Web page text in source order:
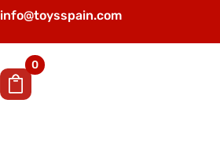
info@toysspain.com
0